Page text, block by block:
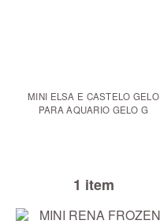
MINI ELSA E CASTELO GELO
PARA AQUARIO GELO G
1 item